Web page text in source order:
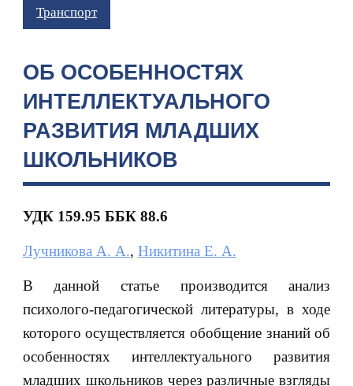
Транспорт
ОБ ОСОБЕННОСТЯХ
ИНТЕЛЛЕКТУАЛЬНОГО
РАЗВИТИЯ МЛАДШИХ
ШКОЛЬНИКОВ
УДК 159.95 ББК 88.6
Лучникова А. А., Никитина Е. А.
В данной статье производится анализ
психолого-педагогической литературы, в ходе
которого осуществляется обобщение знаний об
особенностях интеллектуального развития
младших школьников через различные взгляды